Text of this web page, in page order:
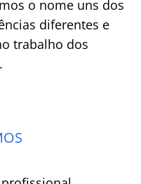
o nome uns dos
diferentes e
trabalho dos